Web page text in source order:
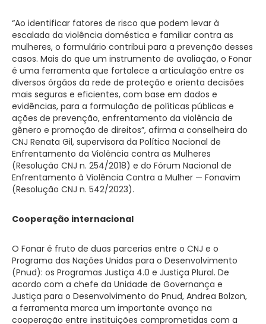
“Ao identificar fatores de risco que podem levar à
escalada da violência doméstica e familiar contra as
mulheres, o formulário contribui para a prevenção desses
casos. Mais do que um instrumento de avaliação, o Fonar
é uma ferramenta que fortalece a articulação entre os
diversos órgãos da rede de proteção e orienta decisões
mais seguras e eficientes, com base em dados e
evidências, para a formulação de políticas públicas e
ações de prevenção, enfrentamento da violência de
gênero e promoção de direitos”, afirma a conselheira do
CNJ Renata Gil, supervisora da Política Nacional de
Enfrentamento da Violência contra as Mulheres
(Resolução CNJ n. 254/2018) e do Fórum Nacional de
Enfrentamento à Violência Contra a Mulher — Fonavim
(Resolução CNJ n. 542/2023).
Cooperação internacional
O Fonar é fruto de duas parcerias entre o CNJ e o
Programa das Nações Unidas para o Desenvolvimento
(Pnud): os Programas Justiça 4.0 e Justiça Plural. De
acordo com a chefe da Unidade de Governança e
Justiça para o Desenvolvimento do Pnud, Andrea Bolzon,
a ferramenta marca um importante avanço na
cooperação entre instituições comprometidas com a